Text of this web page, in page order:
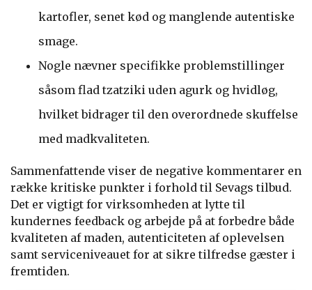
kartofler, senet kød og manglende autentiske
smage.
Nogle nævner specifikke problemstillinger
såsom flad tzatziki uden agurk og hvidløg,
hvilket bidrager til den overordnede skuffelse
med madkvaliteten.
Sammenfattende viser de negative kommentarer en
række kritiske punkter i forhold til Sevags tilbud.
Det er vigtigt for virksomheden at lytte til
kundernes feedback og arbejde på at forbedre både
kvaliteten af maden, autenticiteten af oplevelsen
samt serviceniveauet for at sikre tilfredse gæster i
fremtiden.